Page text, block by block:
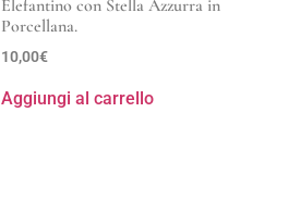
Elefantino con Stella Azzurra in
Porcellana.
10,00€
Aggiungi al carrello